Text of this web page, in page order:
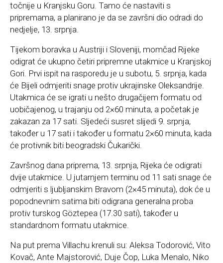
točnije u Kranjsku Goru. Tamo će nastaviti s
pripremama, a planirano je da se završni dio odradi do
nedjelje, 13. srpnja.
Tijekom boravka u Austriji i Sloveniji, momčad Rijeke
odigrat će ukupno četiri pripremne utakmice u Kranjskoj
Gori. Prvi ispit na rasporedu je u subotu, 5. srpnja, kada
će Bijeli odmjeriti snage protiv ukrajinske Oleksandrije.
Utakmica će se igrati u nešto drugačijem formatu od
uobičajenog, u trajanju od 2×60 minuta, a početak je
zakazan za 17 sati. Sljedeći susret slijedi 9. srpnja,
također u 17 sati i također u formatu 2×60 minuta, kada
će protivnik biti beogradski Čukarički.
Završnog dana priprema, 13. srpnja, Rijeka će odigrati
dvije utakmice. U jutarnjem terminu od 11 sati snage će
odmjeriti s ljubljanskim Bravom (2×45 minuta), dok će u
popodnevnim satima biti odigrana generalna proba
protiv turskog Göztepea (17.30 sati), također u
standardnom formatu utakmice.
Na put prema Villachu krenuli su: Aleksa Todorović, Vito
Kovač, Ante Majstorović, Duje Čop, Luka Menalo, Niko